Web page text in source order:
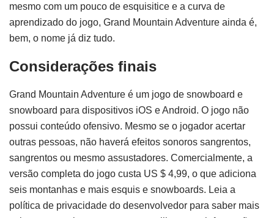
mesmo com um pouco de esquisitice e a curva de
aprendizado do jogo, Grand Mountain Adventure ainda é,
bem, o nome já diz tudo.
Considerações finais
Grand Mountain Adventure é um jogo de snowboard e
snowboard para dispositivos iOS e Android. O jogo não
possui conteúdo ofensivo. Mesmo se o jogador acertar
outras pessoas, não haverá efeitos sonoros sangrentos,
sangrentos ou mesmo assustadores. Comercialmente, a
versão completa do jogo custa US $ 4,99, o que adiciona
seis montanhas e mais esquis e snowboards. Leia a
política de privacidade do desenvolvedor para saber mais